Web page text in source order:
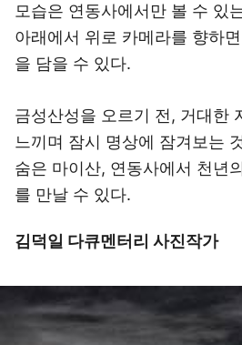
모습은 연동사에서만 볼 수 있
아래에서 위로 카메라를 향하
을 담을 수 있다.
금성산성을 오르기 전, 거대한
느끼며 잠시 명상에 잠겨보는
숨은 마이산, 연동사에서 천년
를 만날 수 있다.
김덕일 다큐멘터리 사진작가